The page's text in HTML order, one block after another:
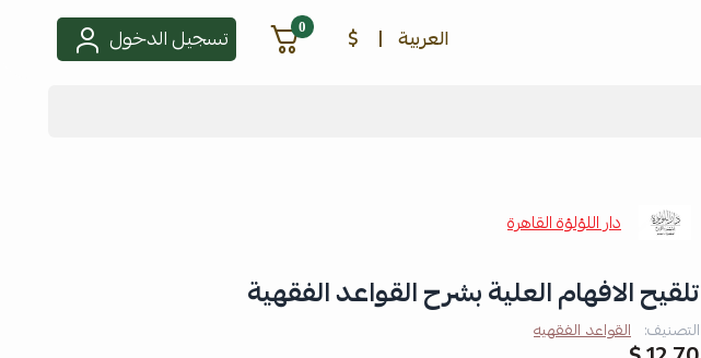
العربية |
$
0 تسجيل الدخول
دار اللؤلؤة القاهرة
تلقيح الافهام العلية بشرح القواعد الفقهية
التصنيف: القواعد الفقهيه